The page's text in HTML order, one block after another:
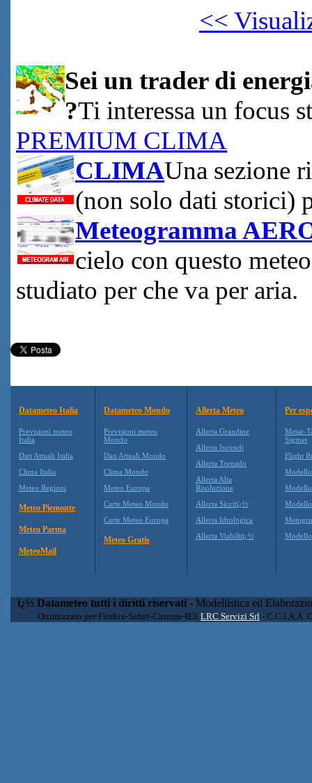
<<
Sei un trader di
?Ti interessa un focus
PREMIUM CLIMA
CLIMAUna sezione
(non solo dati storici)
Meteogramma
cielo con questo
studiato per che va per aria.
Datameteo Italia
Previsioni meteo
Italia
Dati Attuali Italia
Clima Italia
Meteo Regioni
Meteo Piemonte
Meteo Parma
MeteoMail
Datameteo Mondo
Previsioni meteo
Mondo
Dati Attuali Mondo
Clima Mondo
Meteo Europa
Carte Meteo Mondo
Carte Meteo Europa
Meteo Gratis
Allerta Meteo
Allerta Grandine
Allerta Incendi
Allerta Tornado
Allerta Alta
Risoluzione
Allerta Siccitï¿½
Allerta Idrologica
Allerta Viabilitï¿½
Per
Metar-
Sigmet
Flight
Modello
ï¿½ Datameteo tutti i diritti riservati - Modellistica ed
Ottimizzato per Firefox-Safari-Chrome-IE8 LRC Servizi Srl - C.C.I.A.A.